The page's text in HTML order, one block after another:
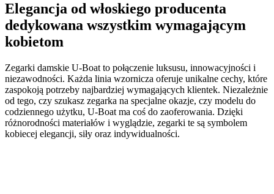
Elegancja od włoskiego producenta
dedykowana wszystkim wymagającym
kobietom
Zegarki damskie U-Boat to połączenie luksusu, innowacyjności i
niezawodności. Każda linia wzornicza oferuje unikalne cechy, które
zaspokoją potrzeby najbardziej wymagających klientek. Niezależnie
od tego, czy szukasz zegarka na specjalne okazje, czy modelu do
codziennego użytku, U-Boat ma coś do zaoferowania. Dzięki
różnorodności materiałów i wyglądzie, zegarki te są symbolem
kobiecej elegancji, siły oraz indywidualności.